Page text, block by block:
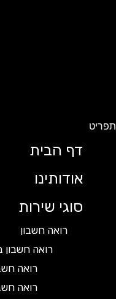
דף הבית
אודותינו
סוגי שירות
רואה חשבון
רואה חשבון בצפון
רואה חשבון
רואה חשבון